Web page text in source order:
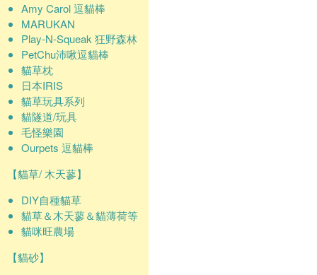
Amy Carol 逗貓棒
MARUKAN
Play-N-Squeak 狂野森林
PetChu沛啾逗貓棒
貓草枕
日本IRIS
貓草玩具系列
貓隧道/玩具
毛怪樂園
Ourpets 逗貓棒
【貓草/ 木天蓼】
DIY自種貓草
貓草＆木天蓼＆貓薄荷等
貓咪旺農場
【貓砂】